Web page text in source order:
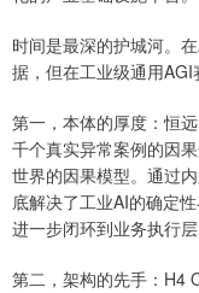
时间是最深的护城河。
据，但在工业级通用AGI
第一，本体的厚度：恒
千个真实异常案例的因
世界的因果模型。通过
底解决了工业AI的确定
进一步闭环到业务执行层
第二，架构的先手：H4